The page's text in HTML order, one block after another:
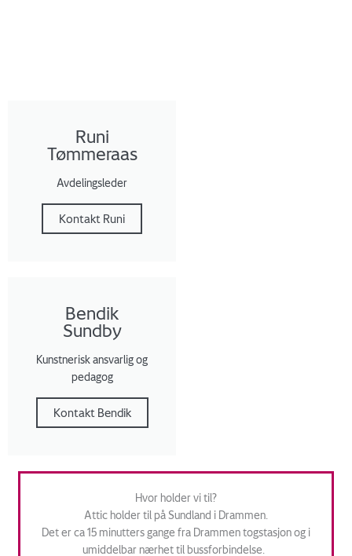
Runi
Tømmeraas
Avdelingsleder
Kontakt Runi
Bendik
Sundby
Kunstnerisk ansvarlig og
pedagog
Kontakt Bendik
Hvor holder vi til?
Attic holder til på Sundland i Drammen.
Det er ca 15 minutters gange fra Drammen togstasjon og i
umiddelbar nærhet til bussforbindelse.